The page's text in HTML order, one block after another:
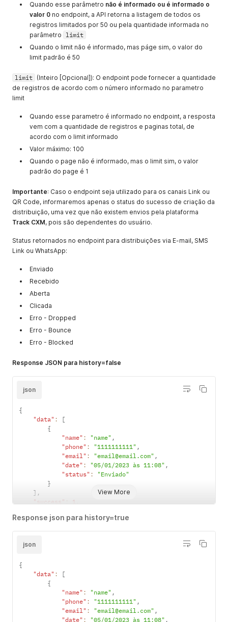
Quando esse parâmetro não é informado ou é informado o
valor 0 no endpoint, a API retorna a listagem de todos os
registros limitados por 50 ou pela quantidade informada no
parâmetro
limit
Quando o limit não é informado, mas páge sim, o valor do
limit padrão é 50
limit (Inteiro [Opcional]): O endpoint pode fornecer a quantidade
de registros de acordo com o número informado no parametro
limit
Quando esse parametro é informado no endpoint, a resposta
vem com a quantidade de registros e paginas total, de
acordo com o limit informado
Valor máximo: 100
Quando o page não é informado, mas o limit sim, o valor
padrão do page é 1
Importante: Caso o endpoint seja utilizado para os canais Link ou
QR Code, informaremos apenas o status do sucesso de criação da
distribuição, uma vez que não existem envios pela plataforma
Track CXM, pois são dependentes do usuário.
Status retornados no endpoint para distribuições via E-mail, SMS
Link ou WhatsApp:
Enviado
Recebido
Aberta
Clicada
Erro - Dropped
Erro - Bounce
Erro - Blocked
Response JSON para history=false
View More
json
{
"data" :
[
{
"name" : "name" ,
"phone" : "1111111111" ,
"email" : "email@email.com" ,
"date" : "05/01/2023 às 11:08" ,
"status" :
"Enviado"
}
] ,
"success" : 1
}
Response json para history=true
json
{
"data" :
[
{
"name" : "name" ,
"phone" : "1111111111" ,
"email" : "email@email.com" ,
"date" : "05/01/2023 às 11:08" ,